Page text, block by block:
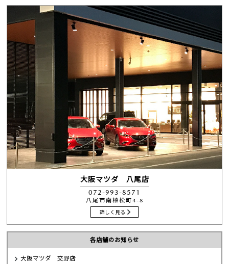
大阪マツダ 八尾店
072-993-8571
八尾市南植松町4-8
詳しく見る
各店舗のお知らせ
大阪マツダ 交野店